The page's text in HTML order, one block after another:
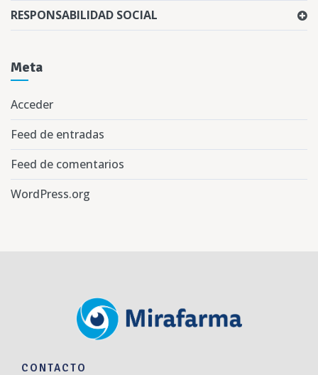
RESPONSABILIDAD SOCIAL
Meta
Acceder
Feed de entradas
Feed de comentarios
WordPress.org
CONTACTO